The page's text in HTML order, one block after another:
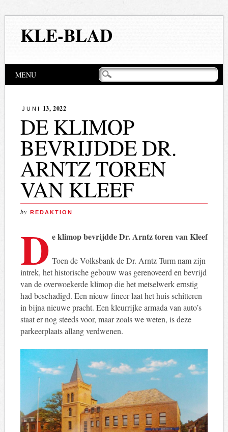
KLE-BLAD
Hoofdmenu
MENU
JUNI 13, 2022
DE KLIMOP
BEVRIJDDE DR.
ARNTZ TOREN
VAN KLEEF
by REDAKTION
D e klimop bevrijdde Dr. Arntz toren van Kleef
Toen de Volksbank de Dr. Arntz Turm nam zijn
intrek, het historische gebouw was gerenoveerd en bevrijd
van de overwoekerde klimop die het metselwerk ernstig
had beschadigd. Een nieuw fineer laat het huis schitteren
in bijna nieuwe pracht. Een kleurrijke armada van auto’s
staat er nog steeds voor, maar zoals we weten, is deze
parkeerplaats allang verdwenen.